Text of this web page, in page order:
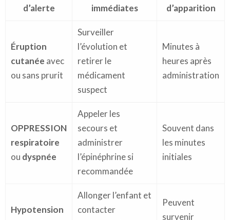
d’alerte
immédiates
d’apparition
Éruption
cutanée avec
ou sans prurit
Surveiller
l’évolution et
retirer le
médicament
suspect
Minutes à
heures après
administration
OPPRESSION
respiratoire
ou dyspnée
Appeler les
secours et
administrer
l’épinéphrine si
recommandée
Souvent dans
les minutes
initiales
Hypotension
Allonger l’enfant et
contacter
Peuvent
survenir